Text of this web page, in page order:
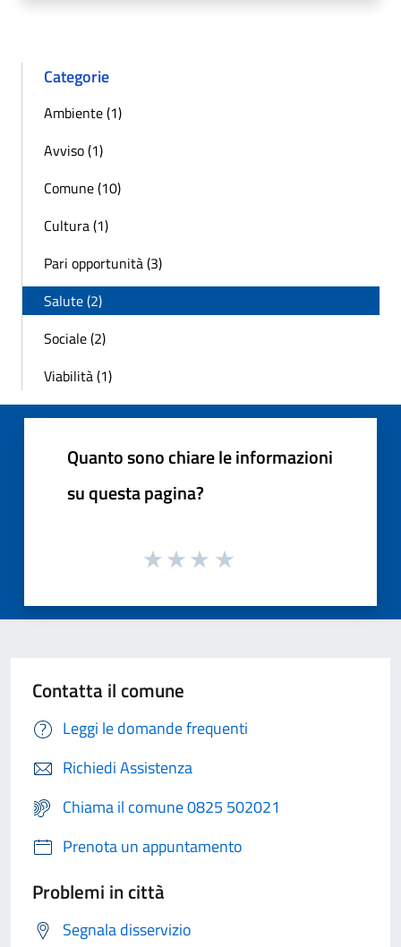
Categorie
Ambiente (1)
Avviso (1)
Comune (10)
Cultura (1)
Pari opportunità (3)
Salute (2)
Sociale (2)
Viabilità (1)
Quanto sono chiare le informazioni
su questa pagina?
Contatta il comune
Leggi le domande frequenti
Richiedi Assistenza
Chiama il comune 0825 502021
Prenota un appuntamento
Problemi in città
Segnala disservizio